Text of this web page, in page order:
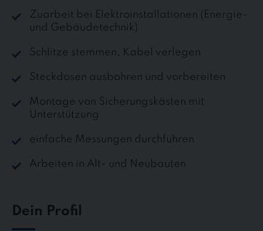
Zuarbeit bei Elektroinstallationen (Energie-
und Gebäudetechnik)
Schlitze stemmen, Kabel verlegen
Steckdosen ausbohren und vorbereiten
Montage von Sicherungskästen mit
Unterstützung
einfache Messungen durchführen
Arbeiten in Alt- und Neubauten
Dein Profil